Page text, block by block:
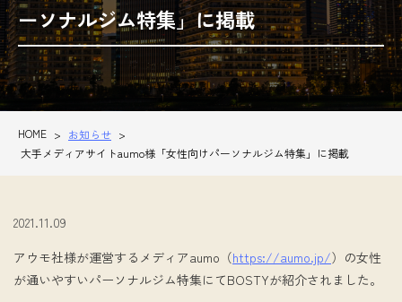
ーソナルジム特集」に掲載
HOME > お知らせ >
大手メディアサイトaumo様「女性向けパーソナルジム特集」に掲載
2021.11.09
アウモ社様が運営するメディアaumo（https://aumo.jp/）の女性
が通いやすいパーソナルジム特集にてBOSTYが紹介されました。